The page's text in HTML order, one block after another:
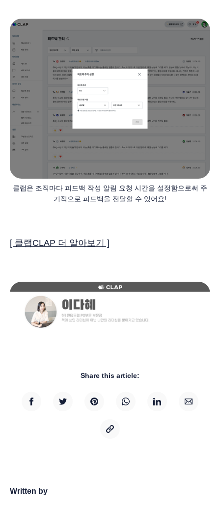
클랩은 조직마다 피드백 작성 알림 요청 시간을 설정함으로써 주
기적으로 피드백을 전달할 수 있어요!
[ 클랩CLAP 더 알아보기 ]
Share this article:
Written by